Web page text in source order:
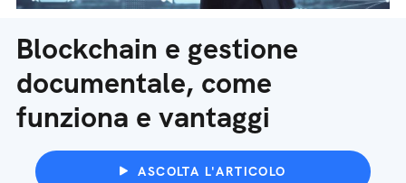
Blockchain e gestione
documentale, come
funziona e vantaggi
ASCOLTA L'ARTICOLO